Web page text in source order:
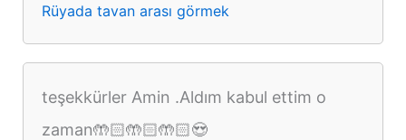
Rüyada tavan arası görmek
teşekkürler Amin .Aldım kabul ettim o
zaman🤲🏻🤲🏻🤲🏻😍